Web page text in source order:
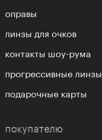
оправы
линзы для очков
контакты шоу-рума
прогрессивные линзы
подарочные карты
покупателю